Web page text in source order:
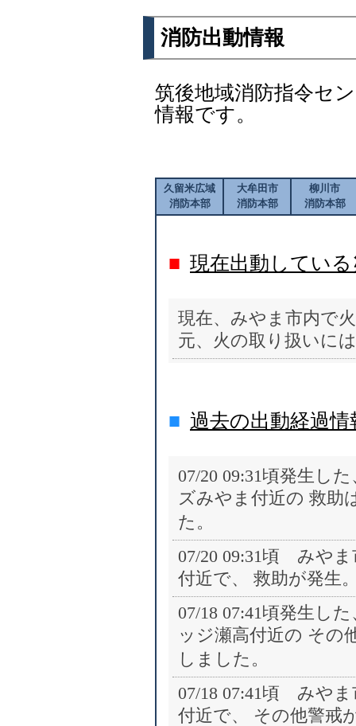
消防出動情報
筑後地域消防指令セ
情報です。
久留米広域
消防本部
大牟田市
消防本部
柳川市
消防本部
■ 現在出動してい
現在、みやま市内で
元、火の取り扱いに
■ 過去の出動経過情
07/20 09:31頃発生し
ズみやま付近の 救助
た。
07/20 09:31頃 みや
付近で、 救助が発生
07/18 07:41頃発生し
ッジ瀬高付近の その
しました。
07/18 07:41頃 みや
付近で、 その他警戒